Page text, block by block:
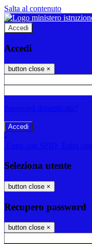
Salta al contenuto
Accedi
Accedi
button close ×
-
Seleziona utente
button close ×
Recupero password
button close ×